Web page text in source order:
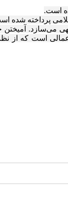
است.
پرداخته شده
می‌سازد.
آمیختن
اعمالی است که از